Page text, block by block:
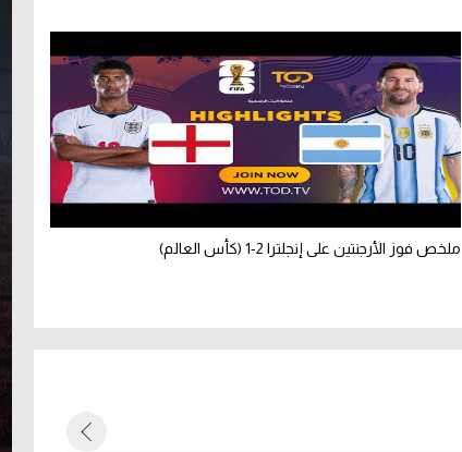
ملخص فوز الأرجنتين على إنجلترا 2-1 (كأس العالم)